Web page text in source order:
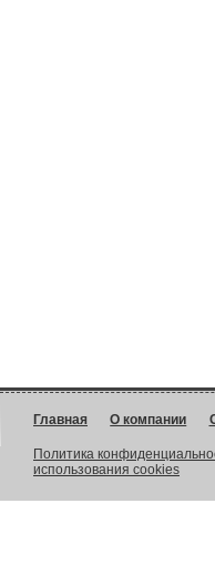
Главная О компании
Политика
использования cookies